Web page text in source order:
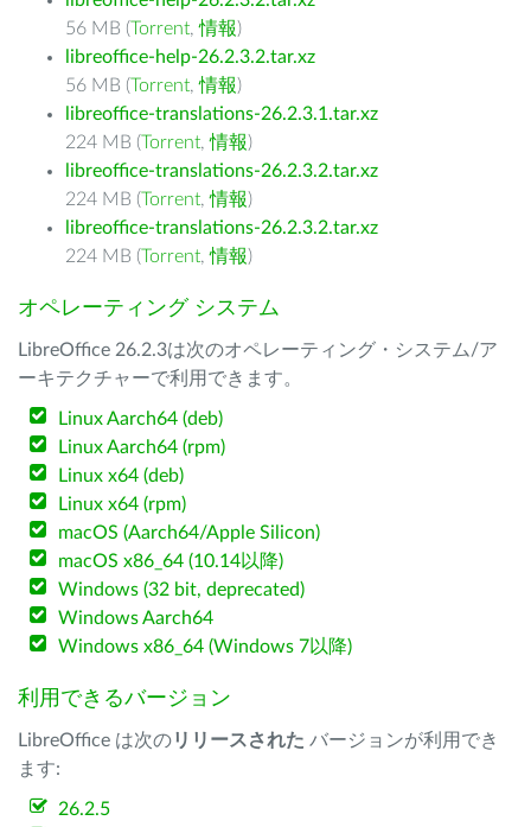
56 MB (Torrent,情報)
libreoffice-help-26.2.3.2.tar.xz
56 MB (Torrent,情報)
libreoffice-translations-26.2.3.1.tar.xz
224 MB (Torrent,情報)
libreoffice-translations-26.2.3.2.tar.xz
224 MB (Torrent,情報)
libreoffice-translations-26.2.3.2.tar.xz
224 MB (Torrent,情報)
オペレーティング システム
LibreOffice 26.2.3は次のオペレーティング・システム/ア
ーキテクチャーで利用できます。
Linux Aarch64 (deb)
Linux Aarch64 (rpm)
Linux x64 (deb)
Linux x64 (rpm)
macOS (Aarch64/Apple Silicon)
macOS x86_64 (10.14以降)
Windows (32 bit, deprecated)
Windows Aarch64
Windows x86_64 (Windows 7以降)
利用できるバージョン
LibreOffice は次のリリースされた バージョンが利用でき
ます:
26.2.5